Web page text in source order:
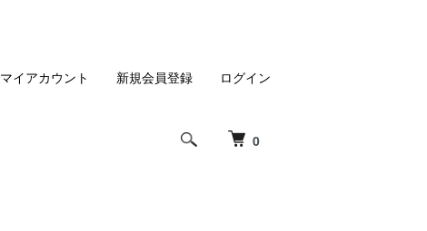
0
マイアカウント 新規会員登録 ログイン